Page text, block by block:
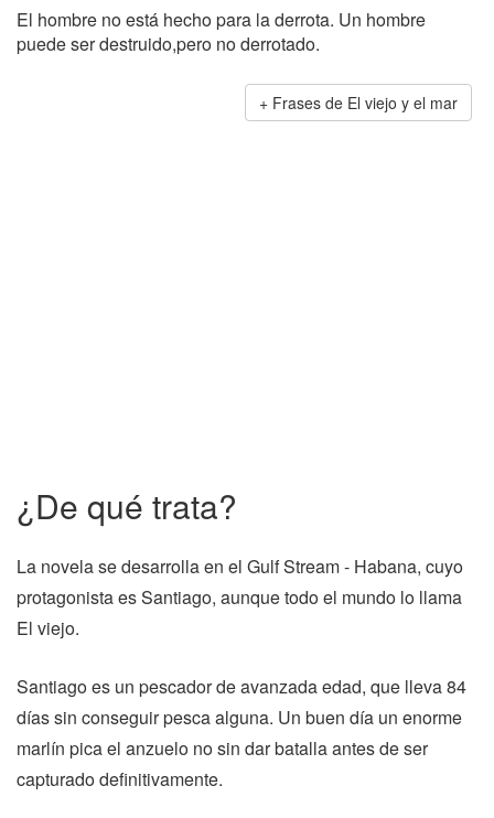
El hombre no está hecho para la derrota. Un hombre
puede ser destruido,pero no derrotado.
Frases de El viejo y el mar
¿De qué trata?
La novela se desarrolla en el Gulf Stream - Habana, cuyo
protagonista es Santiago, aunque todo el mundo lo llama
El viejo.
Santiago es un pescador de avanzada edad, que lleva 84
días sin conseguir pesca alguna. Un buen día un enorme
marlín pica el anzuelo no sin dar batalla antes de ser
capturado definitivamente.